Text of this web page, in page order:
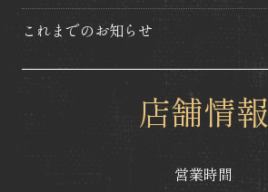
これまでのお知らせ
店舗情報
営業時間